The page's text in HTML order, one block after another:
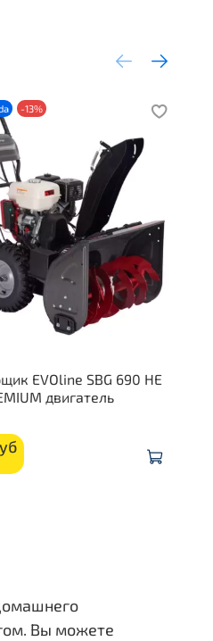
-13%
EVOline SBG 690 HE
двигатель
Вы можете